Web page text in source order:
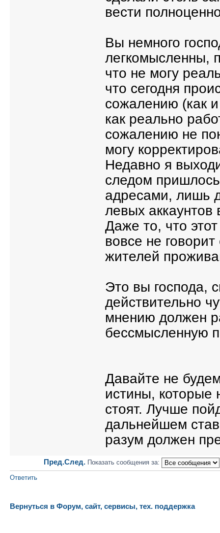
вести
Вы немного
легкомысленны,
что не могу
что сегодня
сожалению (как
как реально
сожалению не
могу
Недавно я
следом
адресами, лишь
левых
Даже то, что
вовсе не
жителей
Это вы господа,
действительно
мнению должен
бессмысленную
Давайте не
истины, которые
стоят. Лучше
дальнейшем
разум должен
Пред.След. Показать сообщения за:
Ответить
Вернуться в Форум, сайт, сервисы, тех. поддержка